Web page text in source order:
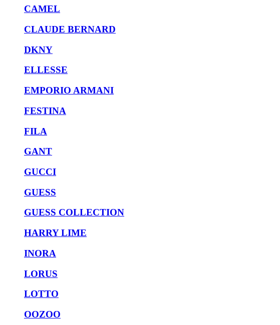
CAMEL
CLAUDE BERNARD
DKNY
ELLESSE
EMPORIO ARMANI
FESTINA
FILA
GANT
GUCCI
GUESS
GUESS COLLECTION
HARRY LIME
INORA
LORUS
LOTTO
OOZOO